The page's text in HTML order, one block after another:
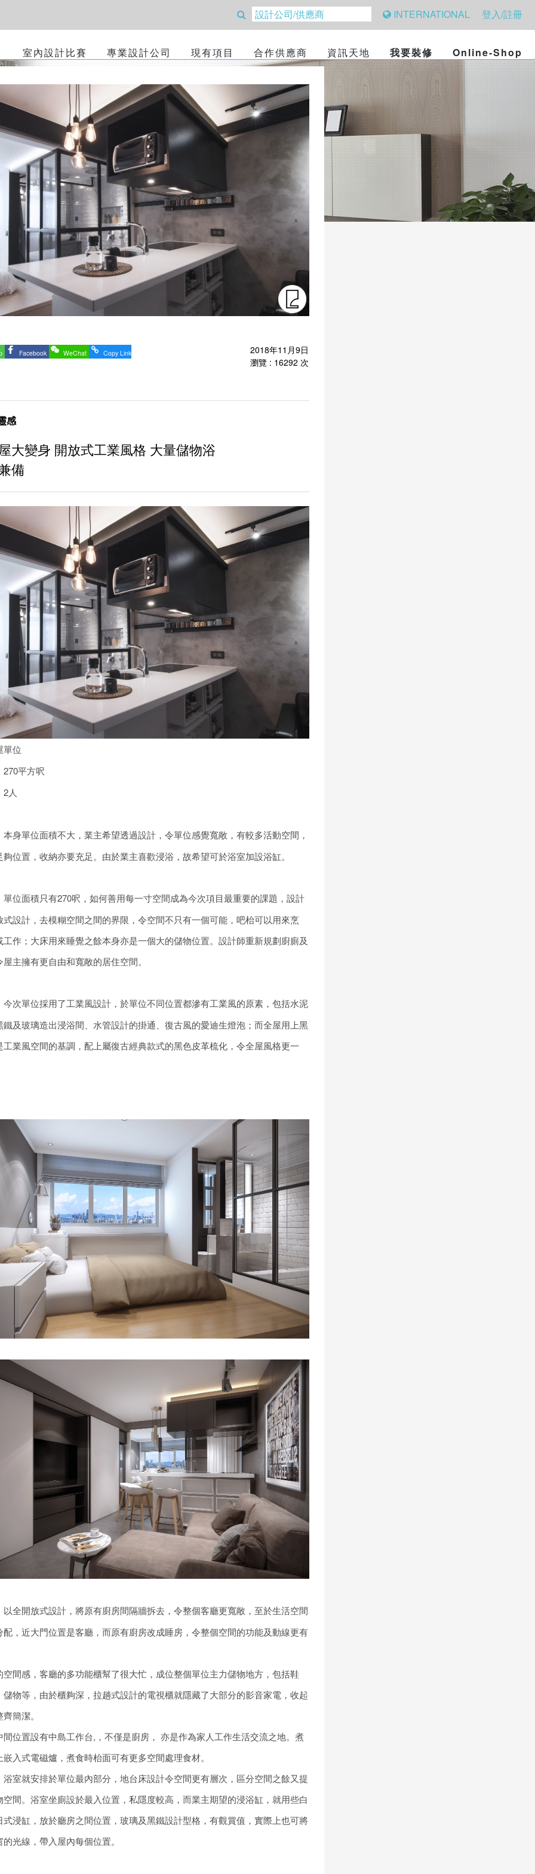
INTERNATIONAL 登入/註冊
室內設計比賽 專業設計公司 現有項目 合作供應商 資訊天地 我要裝修 Online-Shop
Facebook WeChat Copy Link
2018年11月9日
瀏覽 : 16292 次
感
大變身 開放式工業風格 大量儲物浴
備
單位
270平方呎
2人
本身單位面積不大，業主希望透過設計，令單位感覺寬敞，有較多活動空間，
位置，收納亦要充足。由於業主喜歡浸浴，故希望可於浴室加設浴缸。
單位面積只有270呎，如何善用每一寸空間成為今次項目最重要的課題，設計
式設計，去模糊空間之間的界限，令空間不只有一個可能，吧枱可以用來烹
工作；大床用來睡覺之餘本身亦是一個大的儲物位置。設計師重新規劃廚廁及
主擁有更自由和寬敞的居住空間。
今次單位採用了工業風設計，於單位不同位置都滲有工業風的原素，包括水泥
鐵及玻璃造出浸浴間、水管設計的掛通、復古風的愛迪生燈泡；而全屋用上黑
工業風空間的基調，配上屬復古經典款式的黑色皮革梳化，令全屋風格更一
以全開放式設計，將原有廚房間隔牆拆去，令整個客廳更寬敞，至於生活空間
配，近大門位置是客廳，而原有廚房改成睡房，令整個空間的功能及動線更有
空間感，客廳的多功能櫃幫了很大忙，成位整個單位主力儲物地方，包括鞋
儲物等，由於櫃夠深，拉趟式設計的電視櫃就隱藏了大部分的影音家電，收起
簡潔。
間位置設有中島工作台,，不僅是廚房， 亦是作為家人工作生活交流之地。煮
入式電磁爐，煮食時枱面可有更多空間處理食材。
浴室就安排於單位最內部分，地台床設計令空間更有層次，區分空間之餘又提
空間。浴室坐廁設於最入位置，私隱度較高，而業主期望的浸浴缸，就用些白
式浸缸，放於廳房之間位置，玻璃及黑鐵設計型格，有觀賞值，實際上也可將
光線，帶入屋內每個位置。